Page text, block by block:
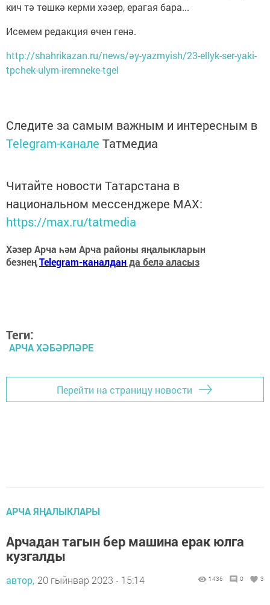
кич тә төшкә керми хәзер, ерагая бара...
Исемем редакция өчен генә.
http://shahrikazan.ru/news/әy-yazmyish/23-ellyk-ser-yaki-
tpchek-ulym-iremneke-tgel
Следите за самым важным и интересным в
Telegram-канале Татмедиа
Читайте новости Татарстана в
национальном мессенджере MАХ:
https://max.ru/tatmedia
Хәзер Арча һәм Арча районы яңалыкларын
безнеңTelegram-каналданда белә аласыз
Теги:
АРЧА ХӘБӘРЛӘРЕ
Перейти на страницу новости
АРЧА ЯҢАЛЫКЛАРЫ
Арчадан тагын бер машина ерак юлга
кузгалды
автор, 20 гыйнвар 2023 - 15:14 1436 0 3